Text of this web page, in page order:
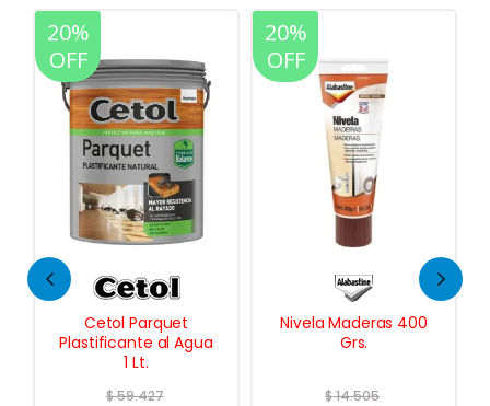
20%
OFF
Nivela Maderas 400
Grs.
$14.505
20%
OFF
35%
OFF
Tapagoteras
Impermeabilizante
$82.108